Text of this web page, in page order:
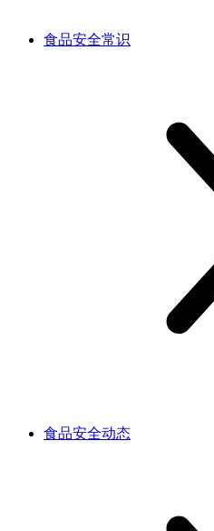
食品安全常识
食品安全动态